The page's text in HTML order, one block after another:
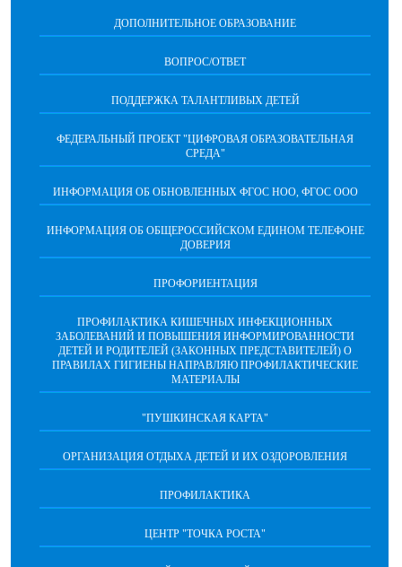
ДОПОЛНИТЕЛЬНОЕ ОБРАЗОВАНИЕ
ВОПРОС/ОТВЕТ
ПОДДЕРЖКА ТАЛАНТЛИВЫХ ДЕТЕЙ
ФЕДЕРАЛЬНЫЙ ПРОЕКТ "ЦИФРОВАЯ ОБРАЗОВАТЕЛЬНАЯ
СРЕДА"
ИНФОРМАЦИЯ ОБ ОБНОВЛЕННЫХ ФГОС НОО, ФГОС ООО
ИНФОРМАЦИЯ ОБ ОБЩЕРОССИЙСКОМ ЕДИНОМ ТЕЛЕФОНЕ
ДОВЕРИЯ
ПРОФОРИЕНТАЦИЯ
ПРОФИЛАКТИКА КИШЕЧНЫХ ИНФЕКЦИОННЫХ
ЗАБОЛЕВАНИЙ И ПОВЫШЕНИЯ ИНФОРМИРОВАННОСТИ
ДЕТЕЙ И РОДИТЕЛЕЙ (ЗАКОННЫХ ПРЕДСТАВИТЕЛЕЙ) О
ПРАВИЛАХ ГИГИЕНЫ НАПРАВЛЯЮ ПРОФИЛАКТИЧЕСКИЕ
МАТЕРИАЛЫ
"ПУШКИНСКАЯ КАРТА"
ОРГАНИЗАЦИЯ ОТДЫХА ДЕТЕЙ И ИХ ОЗДОРОВЛЕНИЯ
ПРОФИЛАКТИКА
ЦЕНТР "ТОЧКА РОСТА"